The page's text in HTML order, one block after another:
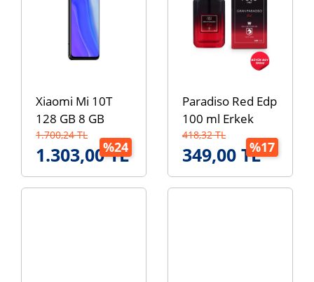
Xiaomi Mi 10T
128 GB 8 GB
RAM (Xiaomi
Türkiye Garantili)
1.700,24 TL
%24
1.303,00 TL
Paradiso Red Edp
100 ml Erkek
Parfümü
418,32 TL
%17
349,00 TL